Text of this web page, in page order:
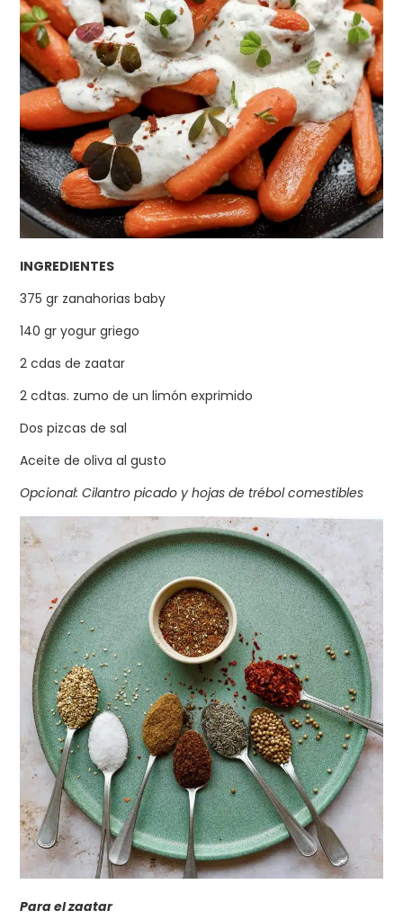
INGREDIENTES
375 gr zanahorias baby
140 gr yogur griego
2 cdas de zaatar
2 cdtas. zumo de un limón exprimido
Dos pizcas de sal
Aceite de oliva al gusto
Opcional: Cilantro picado y hojas de trébol comestibles
Para el zaatar